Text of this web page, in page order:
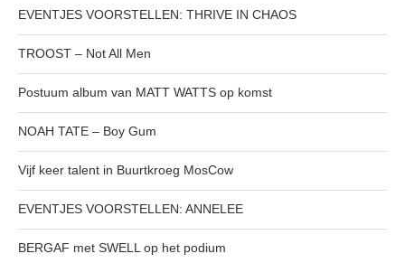
EVENTJES VOORSTELLEN: THRIVE IN CHAOS
TROOST – Not All Men
Postuum album van MATT WATTS op komst
NOAH TATE – Boy Gum
Vijf keer talent in Buurtkroeg MosCow
EVENTJES VOORSTELLEN: ANNELEE
BERGAF met SWELL op het podium